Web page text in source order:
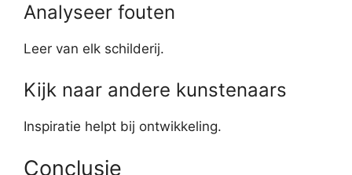
Analyseer fouten
Leer van elk schilderij.
Kijk naar andere kunstenaars
Inspiratie helpt bij ontwikkeling.
Conclusie